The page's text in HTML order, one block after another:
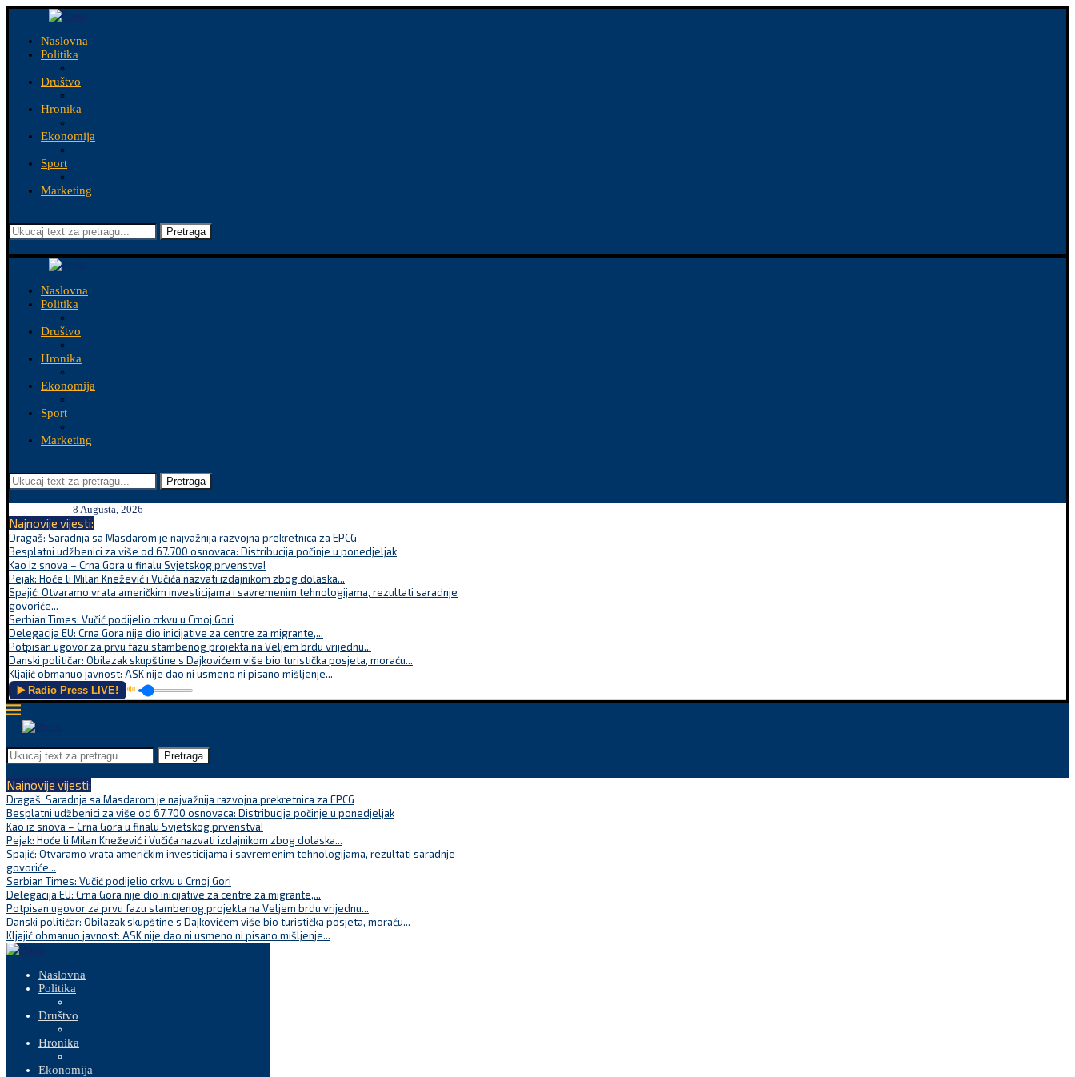
Naslovna
Politika
Društvo
Hronika
Ekonomija
Sport
Marketing
Pretraga
Naslovna
Politika
Društvo
Hronika
Ekonomija
Sport
Marketing
Pretraga
8 Augusta, 2026
Najnovije vijesti:
Dragaš: Saradnja sa Masdarom je najvažnija razvojna prekretnica za EPCG
Besplatni udžbenici za više od 67.700 osnovaca: Distribucija počinje u ponedjeljak
Kao iz snova – Crna Gora u finalu Svjetskog prvenstva!
Pejak: Hoće li Milan Knežević i Vučića nazvati izdajnikom zbog dolaska...
Spajić: Otvaramo vrata američkim investicijama i savremenim tehnologijama, rezultati saradnje
govoriće...
Serbian Times: Vučić podijelio crkvu u Crnoj Gori
Delegacija EU: Crna Gora nije dio inicijative za centre za migrante,...
Potpisan ugovor za prvu fazu stambenog projekta na Veljem brdu vrijednu...
Danski političar: Obilazak skupštine s Dajkovićem više bio turistička posjeta, moraću...
Kljajić obmanuo javnost: ASK nije dao ni usmeno ni pisano mišljenje...
▶️ Radio Press LIVE! 🔊
Pretraga
Najnovije vijesti:
Dragaš: Saradnja sa Masdarom je najvažnija razvojna prekretnica za EPCG
Besplatni udžbenici za više od 67.700 osnovaca: Distribucija počinje u ponedjeljak
Kao iz snova – Crna Gora u finalu Svjetskog prvenstva!
Pejak: Hoće li Milan Knežević i Vučića nazvati izdajnikom zbog dolaska...
Spajić: Otvaramo vrata američkim investicijama i savremenim tehnologijama, rezultati saradnje
govoriće...
Serbian Times: Vučić podijelio crkvu u Crnoj Gori
Delegacija EU: Crna Gora nije dio inicijative za centre za migrante,...
Potpisan ugovor za prvu fazu stambenog projekta na Veljem brdu vrijednu...
Danski političar: Obilazak skupštine s Dajkovićem više bio turistička posjeta, moraću...
Kljajić obmanuo javnost: ASK nije dao ni usmeno ni pisano mišljenje...
Naslovna
Politika
Društvo
Hronika
Ekonomija